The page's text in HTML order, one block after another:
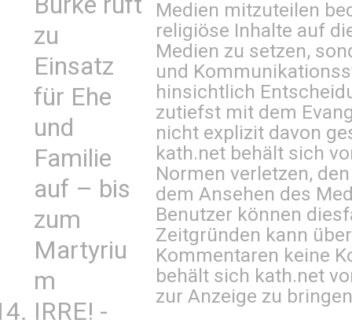
zu
Einsatz
für Ehe
und
Familie
auf – bis
zum
Martyriu
m
IRRE! -
Medien mitzuteilen
religiöse Inhalte auf
Medien zu setzen,
und
hinsichtlich
zutiefst mit dem
nicht explizit davon
kath.net behält sich
Normen verletzen,
dem Ansehen des
Benutzer können
Zeitgründen kann
Kommentaren keine
behält sich kath.net
zur Anzeige zu